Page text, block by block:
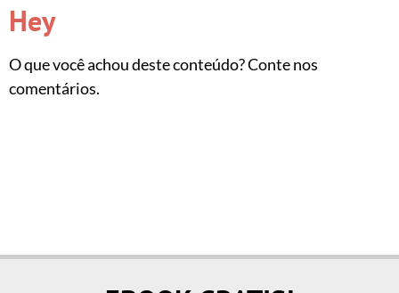
Hey
O que você achou deste conteúdo? Conte nos
comentários.